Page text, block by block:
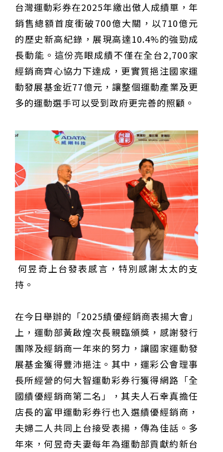
台灣運動彩券在2025年繳出傲人成績單，年
銷售總額首度衝破700億大關，以710億元
的歷史新高紀錄，展現高達10.4%的強勁成
長動能。這份亮眼成績不僅在全台2,700家
經銷商齊心協力下達成，更實質挹注國家運
動發展基金近77億元，讓整個運動產業及更
多的運動選手可以受到政府更完善的照顧。
何昱奇上台發表感言，特別感謝太太的支
持。
在今日舉辦的「2025績優經銷商表揚大會」
上，運動部黃啟煌次長親臨頒獎，感謝發行
團隊及經銷商一年來的努力，讓國家運動發
展基金獲得豐沛挹注。其中，運彩公會理事
長所經營的何大智運動彩券行獲得網路「全
國績優經銷商第二名」，其夫人石幸真擔任
店長的富甲運動彩券行也入選績優經銷商，
夫婦二人共同上台接受表揚，傳為佳話。多
年來，何昱奇夫妻每年為運動部貢獻約新台